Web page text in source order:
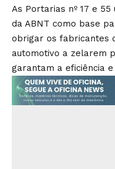
As Portarias nº 17 e
da ABNT como base
obrigar os fabricantes
automotivo a zelarem
garantam a eficiência